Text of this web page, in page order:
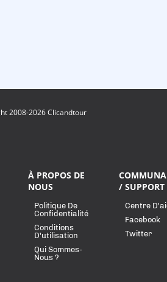
2008-2026 Clicandtour
À PROPOS DE
NOUS
Politique De
Confidentialité
Conditions
D'utilisation
Qui Sommes-
Nous ?
/ SUPPORT
Centre
Facebook
Twitter